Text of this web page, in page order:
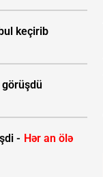
keçirib
- Hər an ölə